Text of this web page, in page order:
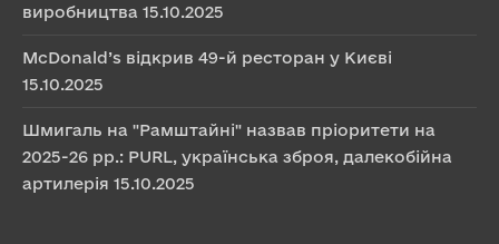
виробництва 15.10.2025
McDonald’s відкрив 49-й ресторан у Києві
15.10.2025
Шмигаль на "Рамштайні" назвав пріоритети на
2025-26 рр.: PURL, українська зброя, далекобійна
артилерія 15.10.2025